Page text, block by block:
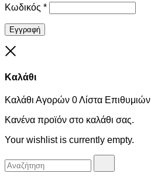
Κωδικός *
Εγγραφή
Καλάθι
Καλάθι Αγορών 0Λίστα Επιθυμιών
Κανένα προϊόν στο καλάθι σας.
Your wishlist is currently empty.
Αναζήτησα
για: